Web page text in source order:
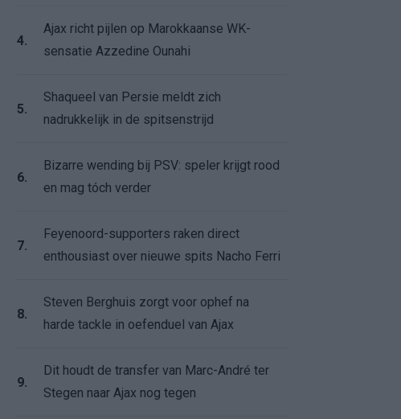
4.
Ajax richt pijlen op Marokkaanse WK-
sensatie Azzedine Ounahi
5.
Shaqueel van Persie meldt zich
nadrukkelijk in de spitsenstrijd
6.
Bizarre wending bij PSV: speler krijgt rood
en mag tóch verder
7.
Feyenoord-supporters raken direct
enthousiast over nieuwe spits Nacho Ferri
8.
Steven Berghuis zorgt voor ophef na
harde tackle in oefenduel van Ajax
9.
Dit houdt de transfer van Marc-André ter
Stegen naar Ajax nog tegen